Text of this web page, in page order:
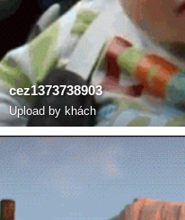
cez1373738903
Upload by khách